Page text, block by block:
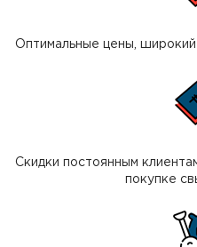
Оптимальные цены, широкий
Скидки постоянным
покупке